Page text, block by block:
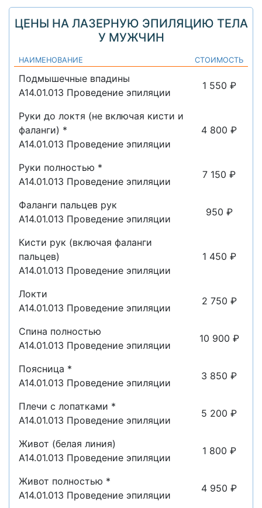
ЦЕНЫ НА ЛАЗЕРНУЮ ЭПИЛЯЦИЮ ТЕЛА
У МУЖЧИН
НАИМЕНОВАНИЕ СТОИМОСТЬ
Подмышечные впадины
A14.01.013 Проведение эпиляции
1 550 ₽
Руки до локтя (не включая кисти и
фаланги) *
A14.01.013 Проведение эпиляции
4 800 ₽
Руки полностью *
A14.01.013 Проведение эпиляции
7 150 ₽
Фаланги пальцев рук
A14.01.013 Проведение эпиляции
950 ₽
Кисти рук (включая фаланги
пальцев)
A14.01.013 Проведение эпиляции
1 450 ₽
Локти
A14.01.013 Проведение эпиляции
2 750 ₽
Спина полностью
A14.01.013 Проведение эпиляции
10 900 ₽
Поясница *
A14.01.013 Проведение эпиляции
3 850 ₽
Плечи с лопатками *
A14.01.013 Проведение эпиляции
5 200 ₽
Живот (белая линия)
A14.01.013 Проведение эпиляции
1 800 ₽
Живот полностью *
A14.01.013 Проведение эпиляции
4 950 ₽